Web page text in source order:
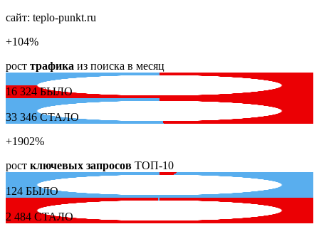
сайт: teplo-punkt.ru
+104%
рост трафика из поиска в месяц
16 324БЫЛО
33 346СТАЛО
+1902%
рост ключевых запросов ТОП-10
124 БЫЛО
2 484 СТАЛО